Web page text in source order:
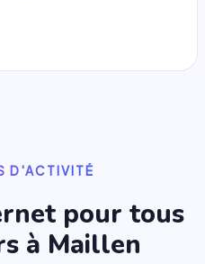
D'ACTIVITÉ
pour tous
à Maillen